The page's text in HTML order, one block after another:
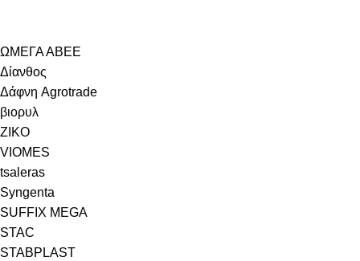
ΩΜΕΓΑ ΑΒΕΕ
Δίανθος
Δάφνη Agrotrade
βιορυλ
ZIKO
VIOMES
tsaleras
Syngenta
SUFFIX MEGA
STAC
STABPLAST